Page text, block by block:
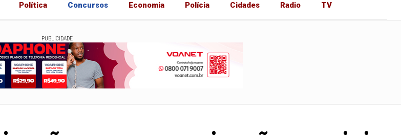
Política Concursos Economia Polícia Cidades Radio TV
PUBLICIDADE